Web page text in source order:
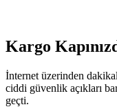
Kargo
İnternet üzerinden
ciddi güvenlik açıkları
geçti.